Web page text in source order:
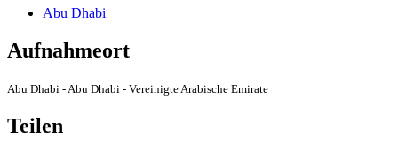
Abu Dhabi
Aufnahmeort
Abu Dhabi - Abu Dhabi - Vereinigte Arabische Emirate
Teilen